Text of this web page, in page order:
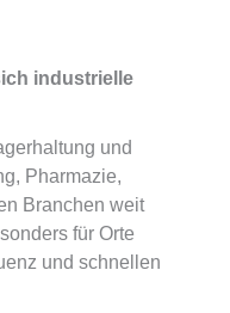
industrielle
und
Pharmazie,
Branchen weit
für Orte
und schnellen